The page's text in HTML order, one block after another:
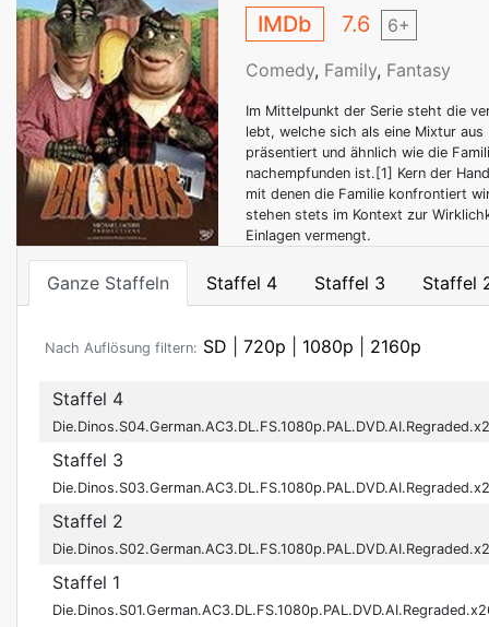
IMDb 7.6 6+
Comedy, Family, Fantasy
Im Mittelpunkt der Serie steht die
lebt, welche sich als eine Mixtur
präsentiert und ähnlich wie die
nachempfunden ist.[1] Kern der
mit denen die Familie konfrontiert
stehen stets im Kontext zur
Einlagen vermengt.
Ganze Staffeln Staffel 4 Staffel 3 Staffel
Nach Auflösung filtern: SD 720p 1080p 2160p
Staffel 4
Staffel 3
Staffel 2
Staffel 1